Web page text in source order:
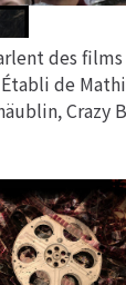
des
de
Crazy